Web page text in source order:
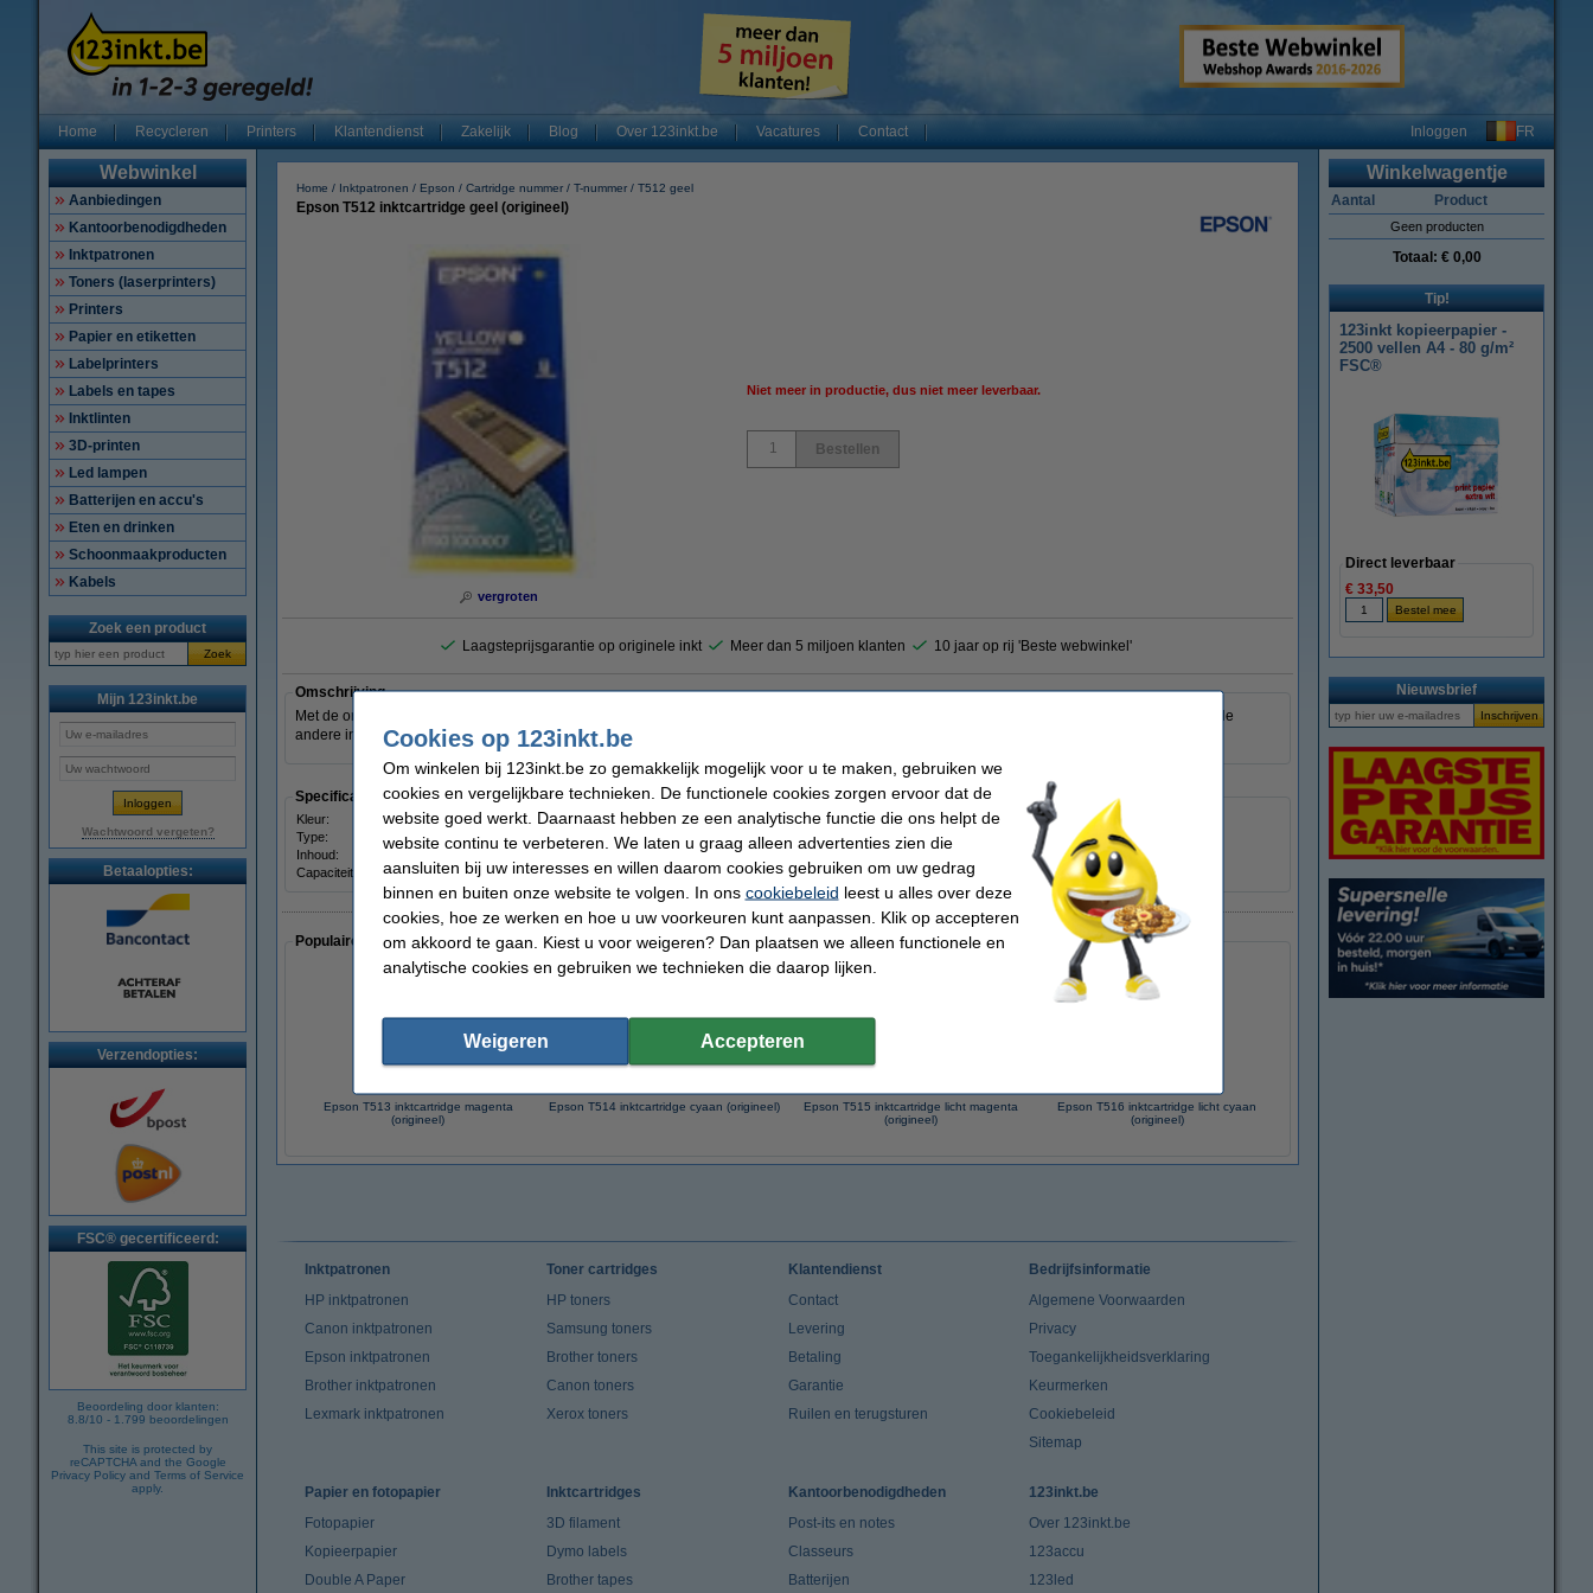
Home Recycleren Printers Klantendienst Zakelijk Blog Over 123inkt.be Vacatures Contact Inloggen FR
Webwinkel
Aanbiedingen
Kantoorbenodigdheden
Inktpatronen
Toners (laserprinters)
Printers
Papier en etiketten
Labelprinters
Labels en tapes
Inktlinten
3D-printen
Led lampen
Batterijen en accu's
Eten en drinken
Schoonmaakproducten
Kabels
Zoek een product
Zoek
Mijn 123inkt.be
Wachtwoord vergeten?
Betaalopties:
Verzendopties:
FSC® gecertificeerd:
Beoordeling door klanten:
8.8/10 - 1.799 beoordelingen
This site is protected by
reCAPTCHA and the Google
Privacy Policy and Terms of Service
apply.
Home Inktpatronen Epson Cartridge nummer T-nummer T512 geel
Epson T512 inktcartridge geel (origineel)
vergroten
Niet meer in productie, dus niet meer leverbaar.
Bestellen
Laagsteprijsgarantie op originele inkt Meer dan 5 miljoen klanten 10 jaar op rij 'Beste webwinkel'
Omschrijving
Met de originele Epson T476 gele inktcartridge drukt u haarscherpe foto's en andere kleurrijke documenten af. Het inktpatroon zorgt samen met de
andere inktkleuren voor prachtige kleuroverlopen en details. Deze Epson T475 inktcartridge geel bevat 500 ml inkt.
Specificaties
Kleur: geel Merk:
Epson
Type:
inkjetcartridge EAN-code:
0010343834644
Inhoud:
025370
Capaciteit:
- Nummer: C13T512011
Populaire artikelen van klanten die dit artikel ook besteld hebben
Epson T513 inktcartridge magenta
(origineel)
Epson T514 inktcartridge cyaan (origineel)
Epson T515 inktcartridge licht magenta
(origineel)
Epson T516 inktcartridge licht cyaan
(origineel)
Winkelwagentje
Aantal Product
Geen producten
Totaal: € 0,00
Tip!
123inkt kopieerpapier -
2500 vellen A4 - 80 g/m²
FSC®
Direct leverbaar
€ 33,50
Nieuwsbrief
Inktpatronen
HP inktpatronen
Canon inktpatronen
Epson inktpatronen
Brother inktpatronen
Lexmark inktpatronen
Toner cartridges
HP toners
Samsung toners
Brother toners
Canon toners
Xerox toners
Klantendienst
Contact
Levering
Betaling
Garantie
Ruilen en terugsturen
Bedrijfsinformatie
Algemene Voorwaarden
Privacy
Toegankelijkheidsverklaring
Keurmerken
Cookiebeleid
Sitemap
Papier en fotopapier
Fotopapier
Kopieerpapier
Double A Paper
Inktcartridges
3D filament
Dymo labels
Brother tapes
Kantoorbenodigdheden
Post-its en notes
Classeurs
Batterijen
123inkt.be
Over 123inkt.be
123accu
123led
Cookies op 123inkt.be
Om winkelen bij 123inkt.be zo gemakkelijk mogelijk voor u te maken, gebruiken we
cookies en vergelijkbare technieken. De functionele cookies zorgen ervoor dat de
website goed werkt. Daarnaast hebben ze een analytische functie die ons helpt de
website continu te verbeteren. We laten u graag alleen advertenties zien die
aansluiten bij uw interesses en willen daarom cookies gebruiken om uw gedrag
binnen en buiten onze website te volgen. In ons cookiebeleid leest u alles over deze
cookies, hoe ze werken en hoe u uw voorkeuren kunt aanpassen. Klik op accepteren
om akkoord te gaan. Kiest u voor weigeren? Dan plaatsen we alleen functionele en
analytische cookies en gebruiken we technieken die daarop lijken.
Weigeren Accepteren